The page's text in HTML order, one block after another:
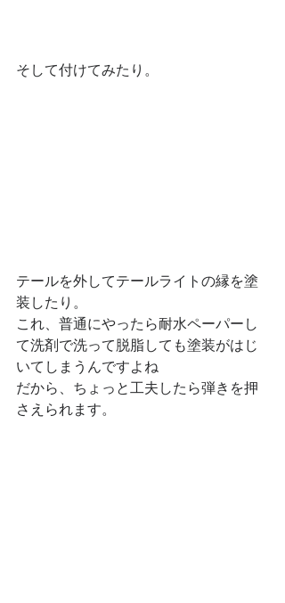
そして付けてみたり。
テールを外してテールライトの縁を塗
装したり。
これ、普通にやったら耐水ペーパーし
て洗剤で洗って脱脂しても塗装がはじ
いてしまうんですよね
だから、ちょっと工夫したら弾きを押
さえられます。